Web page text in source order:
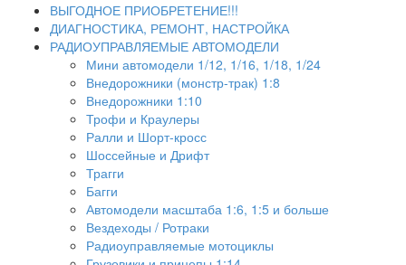
ВЫГОДНОЕ ПРИОБРЕТЕНИЕ!!!
ДИАГНОСТИКА, РЕМОНТ, НАСТРОЙКА
РАДИОУПРАВЛЯЕМЫЕ АВТОМОДЕЛИ
Мини автомодели 1/12, 1/16, 1/18, 1/24
Внедорожники (монстр-трак) 1:8
Внедорожники 1:10
Трофи и Краулеры
Ралли и Шорт-кросс
Шоссейные и Дрифт
Трагги
Багги
Автомодели масштаба 1:6, 1:5 и больше
Вездеходы / Ротраки
Радиоуправляемые мотоциклы